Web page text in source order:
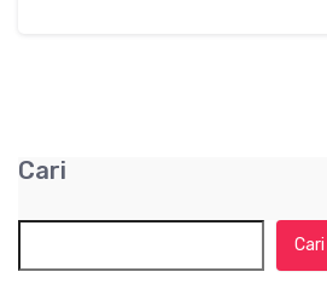
Cari
Cari